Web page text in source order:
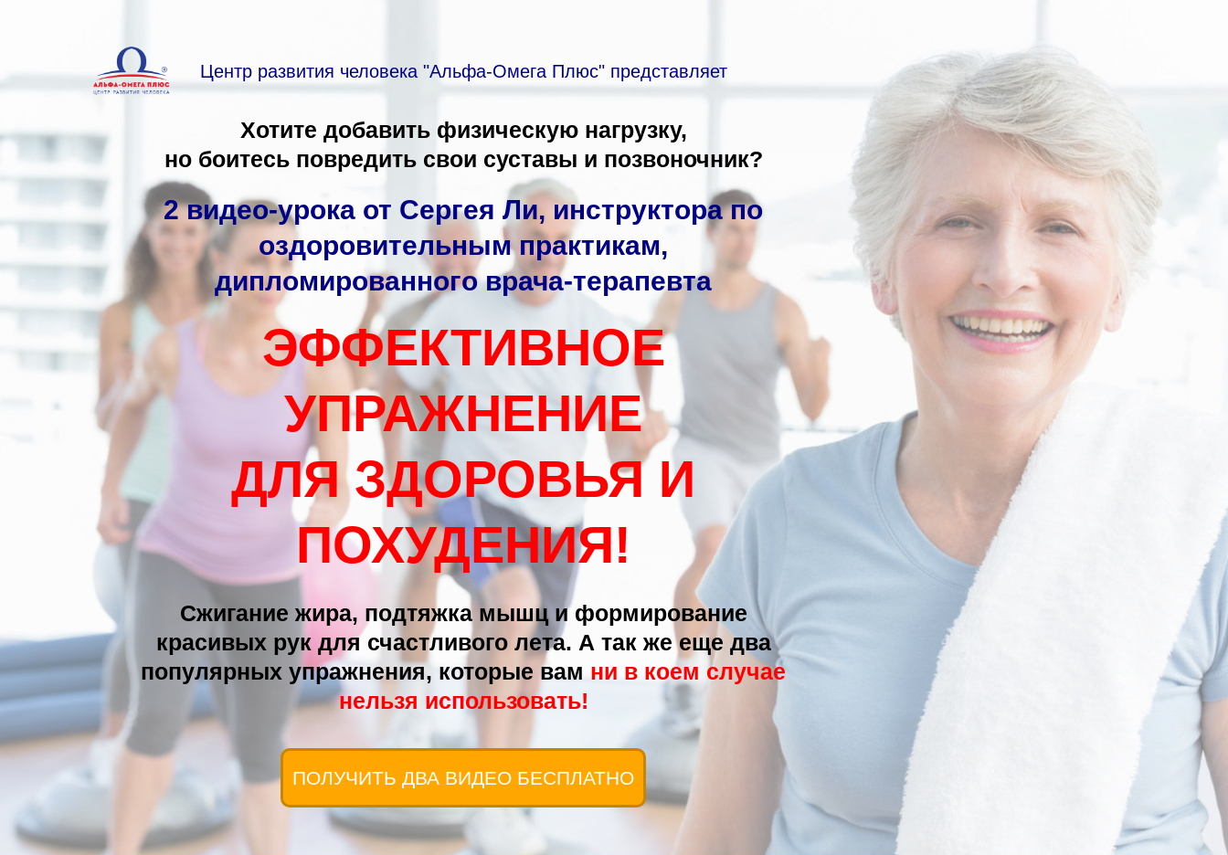
Сжигание жира, подтяжка мышц и формирование
красивых рук для счастливого лета. А так же еще два
популярных упражнения, которые вам ни в коем случае
нельзя использовать!
ЭФФЕКТИВНОЕ
УПРАЖНЕНИЕ
ДЛЯ ЗДОРОВЬЯ И
ПОХУДЕНИЯ!
2 видео-урока от Сергея Ли, инструктора по
оздоровительным практикам,
дипломированного врача-терапевта
Хотите добавить физическую нагрузку,
но боитесь повредить свои суставы и позвоночник?
Центр развития человека "Альфа-Омега Плюс" представляет
ПОЛУЧИТЬ ДВА ВИДЕО БЕСПЛАТНО